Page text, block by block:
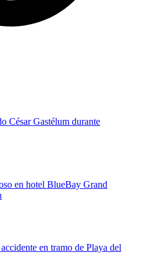
César Gastélum durante
en hotel BlueBay Grand
en tramo de Playa del